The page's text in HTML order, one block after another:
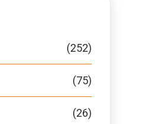
(252)
(75)
(26)